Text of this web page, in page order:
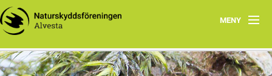
MENY
Program